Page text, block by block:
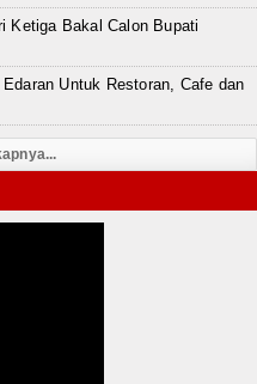
Ketiga Bakal Calon Bupati
Untuk Restoran, Cafe dan